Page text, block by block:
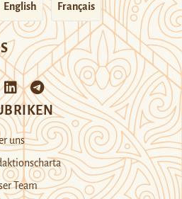
English Français
uns
Team